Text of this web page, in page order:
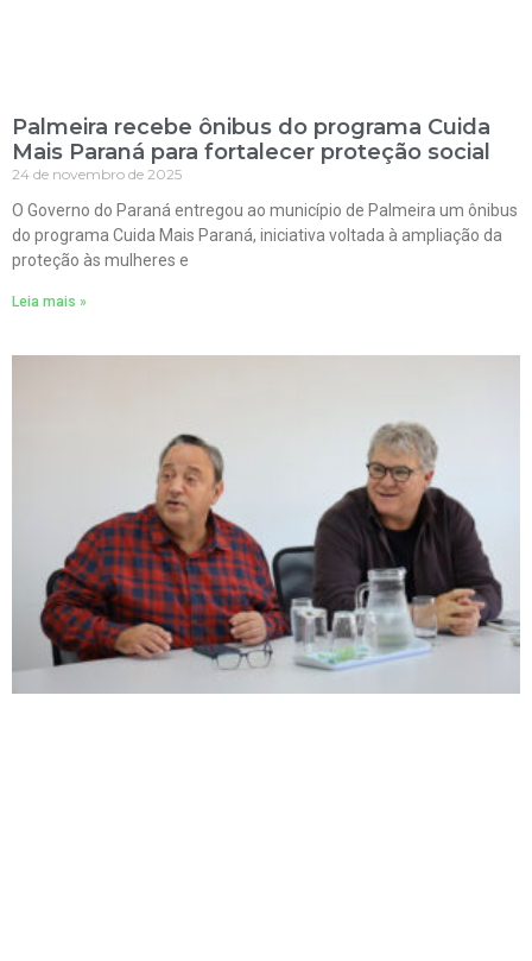
Palmeira recebe ônibus do programa Cuida
Mais Paraná para fortalecer proteção social
24 de novembro de 2025
O Governo do Paraná entregou ao município de Palmeira um ônibus
do programa Cuida Mais Paraná, iniciativa voltada à ampliação da
proteção às mulheres e
Leia mais »